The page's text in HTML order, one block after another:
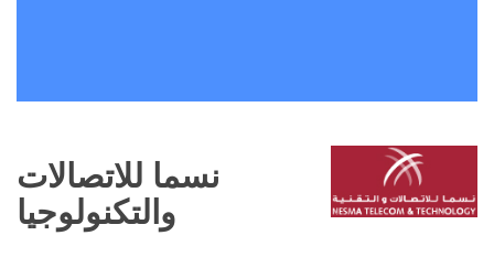
نسما للاتصالات
والتكنولوجيا